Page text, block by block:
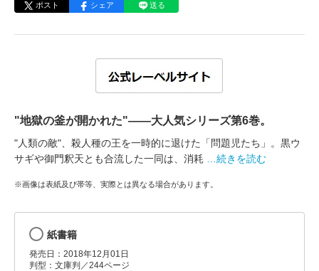
ポスト シェア 送る
"地獄の釜が開かれた"――大人気シリーズ第6巻。
"人類の敵"、殺人種の王を一時的に退けた「問題児たち」。黒ウ
サギや御門釈天とも合流した一同は、消耗
…続きを読む
※画像は表紙及び帯等、実際とは異なる場合があります。
紙書籍
発売日：2018年12月01日
判型：文庫判／244ページ